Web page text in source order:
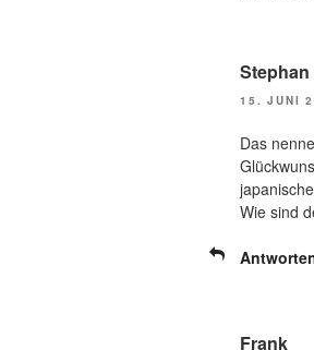
Stephan
15. JUNI
Das
Wie sind
Frank